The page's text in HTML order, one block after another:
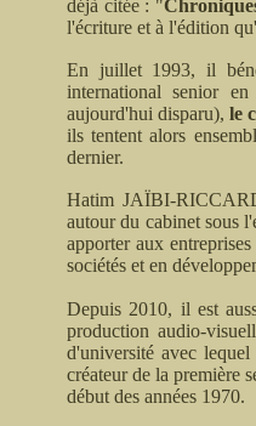
déjà citée : "
l'écriture et à l'édition
En juillet 1993, il
international senior
aujourd'hui disparu), le
ils tentent alors
dernier.
Hatim JAÏBI-
autour du cabinet sous
apporter aux
sociétés et en
Depuis 2010, il est
production audio-
d'université avec
créateur de la première
début des années 1970.